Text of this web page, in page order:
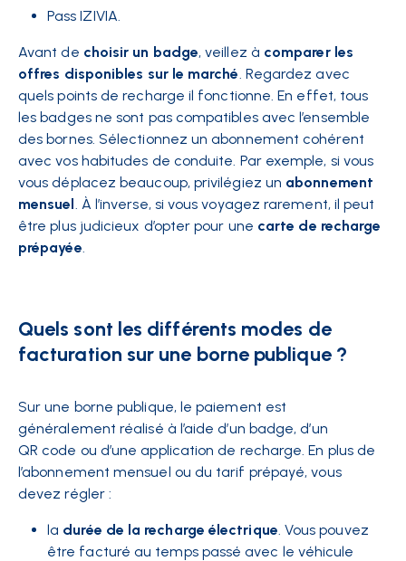
Pass IZIVIA.
Avant de choisir un badge, veillez à comparer les
offres disponibles sur le marché. Regardez avec
quels points de recharge il fonctionne. En effet, tous
les badges ne sont pas compatibles avec l’ensemble
des bornes. Sélectionnez un abonnement cohérent
avec vos habitudes de conduite. Par exemple, si vous
vous déplacez beaucoup, privilégiez un abonnement
mensuel. À l’inverse, si vous voyagez rarement, il peut
être plus judicieux d’opter pour une carte de recharge
prépayée.
Quels sont les différents modes de
facturation sur une borne publique ?
Sur une borne publique, le paiement est
généralement réalisé à l’aide d’un badge, d’un
QR code ou d’une application de recharge. En plus de
l’abonnement mensuel ou du tarif prépayé, vous
devez régler :
la durée de la recharge électrique. Vous pouvez
être facturé au temps passé avec le véhicule